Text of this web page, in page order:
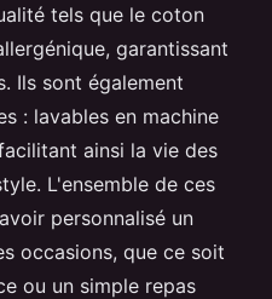
tels que le coton
garantissant
Ils sont également
: lavables en machine
ainsi la vie des
L'ensemble de ces
personnalisé un
occasions, que ce soit
ou un simple repas